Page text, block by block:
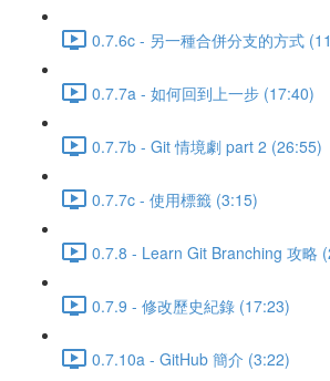
0.7.6c - 另一種合併分支的方式
0.7.7a - 如何回到上一步 (17:40)
0.7.7b - Git 情境劇 part 2 (26:55)
0.7.7c - 使用標籤 (3:15)
0.7.8 - Learn Git Branching 攻略
0.7.9 - 修改歷史紀錄 (17:23)
0.7.10a - GitHub 簡介 (3:22)